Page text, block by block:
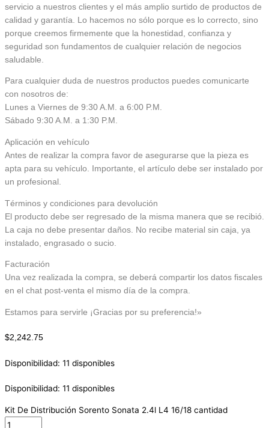
servicio a nuestros clientes y el más amplio surtido de productos de
calidad y garantía. Lo hacemos no sólo porque es lo correcto, sino
porque creemos firmemente que la honestidad, confianza y
seguridad son fundamentos de cualquier relación de negocios
saludable.
Para cualquier duda de nuestros productos puedes comunicarte
con nosotros de:
Lunes a Viernes de 9:30 A.M. a 6:00 P.M.
Sábado 9:30 A.M. a 1:30 P.M.
Aplicación en vehículo
Antes de realizar la compra favor de asegurarse que la pieza es
apta para su vehículo. Importante, el artículo debe ser instalado por
un profesional.
Términos y condiciones para devolución
El producto debe ser regresado de la misma manera que se recibió.
La caja no debe presentar daños. No recibe material sin caja, ya
instalado, engrasado o sucio.
Facturación
Una vez realizada la compra, se deberá compartir los datos fiscales
en el chat post-venta el mismo día de la compra.
Estamos para servirle ¡Gracias por su preferencia!»
$2,242.75
Disponibilidad: 11 disponibles
Disponibilidad: 11 disponibles
Kit De Distribución Sorento Sonata 2.4l L4 16/18 cantidad